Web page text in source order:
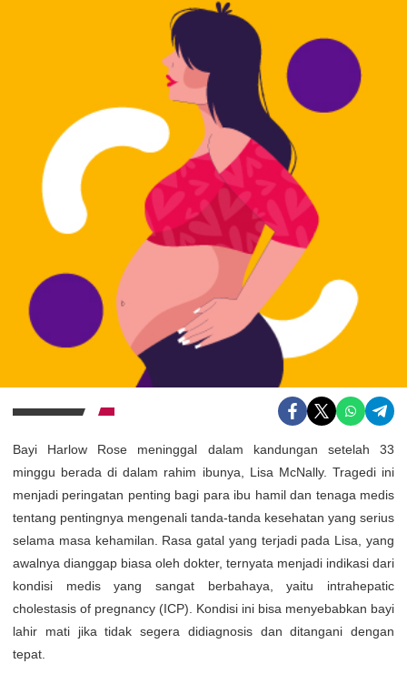
Bayi Harlow Rose meninggal dalam kandungan setelah 33
minggu berada di dalam rahim ibunya, Lisa McNally. Tragedi ini
menjadi peringatan penting bagi para ibu hamil dan tenaga medis
tentang pentingnya mengenali tanda-tanda kesehatan yang serius
selama masa kehamilan. Rasa gatal yang terjadi pada Lisa, yang
awalnya dianggap biasa oleh dokter, ternyata menjadi indikasi dari
kondisi medis yang sangat berbahaya, yaitu intrahepatic
cholestasis of pregnancy (ICP). Kondisi ini bisa menyebabkan bayi
lahir mati jika tidak segera didiagnosis dan ditangani dengan
tepat.